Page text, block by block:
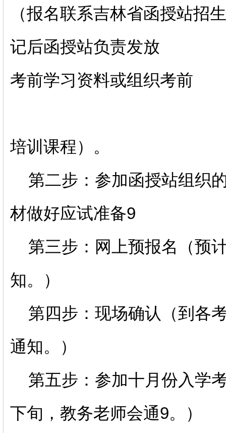
（报名联系吉林省函授站招
记后函授站负责发放
考前学习资料或组织考前
培训课程）。
第二步：参加函授站组织
材做好应试准备9
第三步：网上预报名（预
知。）
第四步：现场确认（到各
通知。）
第五步：参加十月份入学
下旬，教务老师会通9。）